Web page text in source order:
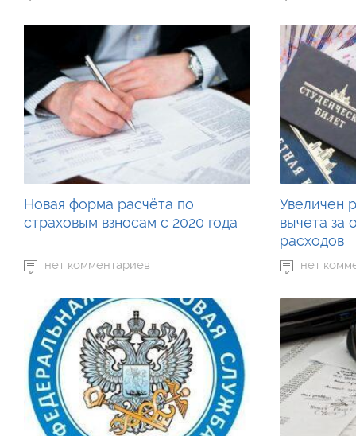
Новая форма расчёта по
страховым взносам с 2020 года
нет комментариев
Увеличен
вычета за
расходов
нет